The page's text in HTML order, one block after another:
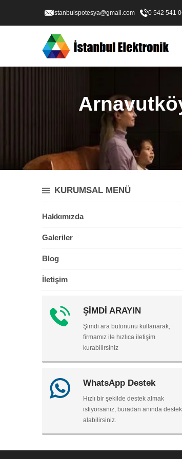
istanbulspotesya@gmail.com 0 542 541
KURUMSAL MENÜ
Hakkımızda
Galeriler
Blog
İletişim
ŞİMDİ ARAYIN
Şimdi ara butonunu kullanarak,
firmamız ile hızlıca iletişim
kurabilirsiniz
WhatsApp Destek
Hızlı bir şekilde destek almak
istiyorsanız, buradan anında destek
alabilirsiniz.